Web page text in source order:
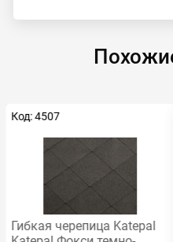
Код: 4507
Гибкая черепица Katepal